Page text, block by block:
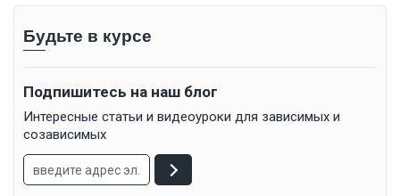
Будьте в курсе
Подпишитесь на наш блог
Интересные статьи и видеоуроки для зависимых и
созависимых